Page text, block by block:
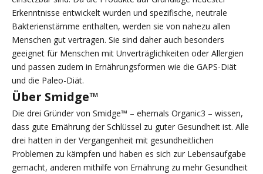
Erkenntnisse entwickelt wurden und spezifische, neutrale
Bakterienstämme enthalten, werden sie von nahezu allen
Menschen gut vertragen. Sie sind daher auch besonders
geeignet für Menschen mit Unverträglichkeiten oder Allergien
und passen zudem in Ernährungsformen wie die GAPS-Diät
und die Paleo-Diät.
Über Smidge™
Die drei Gründer von Smidge™ – ehemals Organic3 – wissen,
dass gute Ernährung der Schlüssel zu guter Gesundheit ist. Alle
drei hatten in der Vergangenheit mit gesundheitlichen
Problemen zu kämpfen und haben es sich zur Lebensaufgabe
gemacht, anderen mithilfe von Ernährung zu mehr Gesundheit